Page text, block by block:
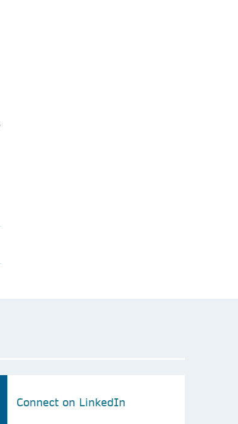
Connect on LinkedIn